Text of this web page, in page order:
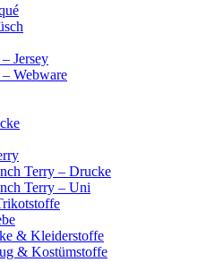
Jersey
Webware
Terry – Drucke
Terry – Uni
& Kleiderstoffe
& Kostümstoffe